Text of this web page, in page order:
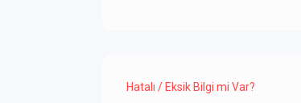
Hatalı / Eksik Bilgi mi Var?